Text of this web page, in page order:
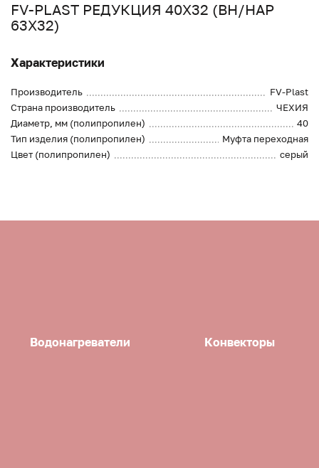
FV-PLAST РЕДУКЦИЯ 40Х32 (ВН/НАР
63Х32)
Характеристики
Производитель
FV-Plast
Страна производитель
ЧЕХИЯ
Диаметр, мм (полипропилен)
40
Тип изделия (полипропилен)
Муфта переходная
Цвет (полипропилен)
серый
Водонагреватели Конвекторы